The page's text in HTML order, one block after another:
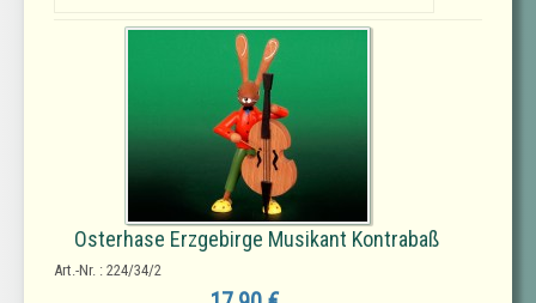
Osterhase Erzgebirge Musikant Kontrabaß
Art.-Nr. : 224/34/2